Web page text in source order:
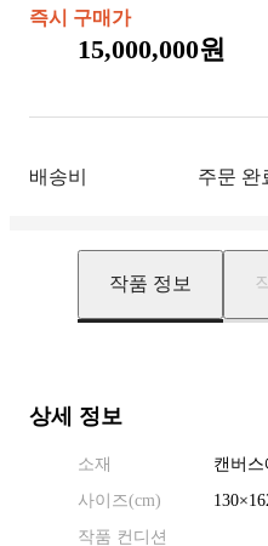
즉시 구매가
15,000,000원
배송비 주문 완
작품 정보
상세 정보
소재
캔버스
사이즈(cm) 130×
작품 컨디션